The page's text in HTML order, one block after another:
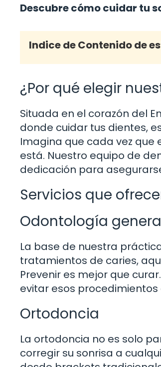
Descubre cómo cuidar tu
Indice de Contenido de
¿Por qué elegir
Situada en el corazón del
donde cuidar tus dientes,
Imagina que cada vez que
está. Nuestro equipo de
dedicación para
Servicios que
Odontología
La base de nuestra
tratamientos de caries,
Prevenir es mejor que
evitar esos
Ortodoncia
La ortodoncia no es solo
corregir su sonrisa a